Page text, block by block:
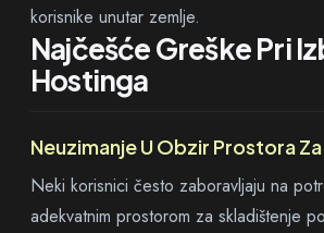
korisnike unutar zemlje.
Najčešće Greške Pri
Hostinga
Neuzimanje U Obzir Prostora
Neki korisnici često zaboravljaju na
adekvatnim prostorom za skladištenje